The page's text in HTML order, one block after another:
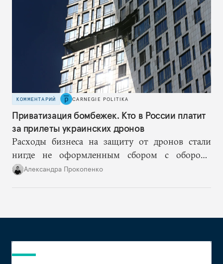
КОММЕНТАРИЙ CARNEGIE POLITIKA
Приватизация бомбежек. Кто в России платит
за прилеты украинских дронов
Расходы бизнеса на защиту от дронов стали
нигде не оформленным сбором с оборота.
Военная рента централизуется, а издержки
Александра Прокопенко